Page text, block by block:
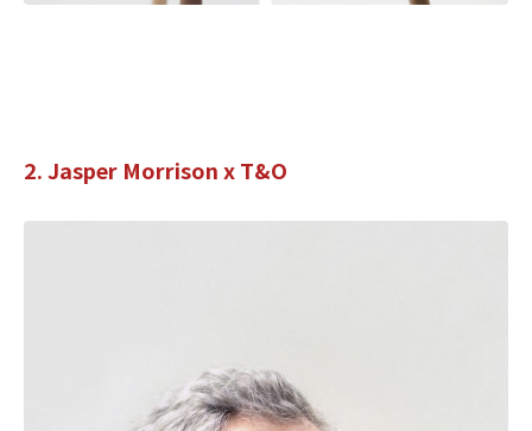
2. Jasper Morrison x T&O